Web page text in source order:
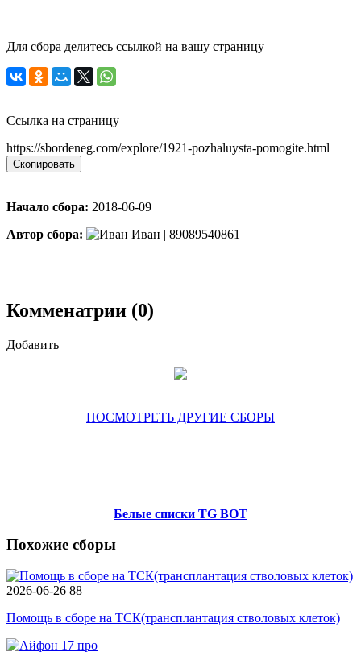
Для сбора делитесь ссылкой на вашу страницу
Ссылка на страницу
https://sbordeneg.com/explore/1921-pozhaluysta-pomogite.html
Скопировать
Начало сбора: 2018-06-09
Автор сбора:
Иван | 89089540861
Комменатрии (0)
Добавить
ПОСМОТРЕТЬ ДРУГИЕ СБОРЫ
Белые списки TG BOT
Похожие сборы
2026-06-26 88
Помощь в сборе на ТСК(трансплантация стволовых клеток)